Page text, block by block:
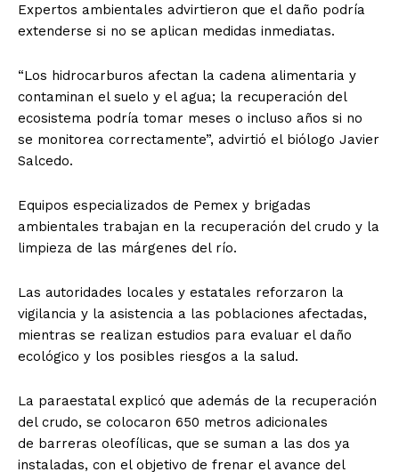
Expertos ambientales advirtieron que el daño podría
extenderse si no se aplican medidas inmediatas.
“Los hidrocarburos afectan la cadena alimentaria y
contaminan el suelo y el agua; la recuperación del
ecosistema podría tomar meses o incluso años si no
se monitorea correctamente”, advirtió el biólogo Javier
Salcedo.
Equipos especializados de Pemex y brigadas
ambientales trabajan en la recuperación del crudo y la
limpieza de las márgenes del río.
Las autoridades locales y estatales reforzaron la
vigilancia y la asistencia a las poblaciones afectadas,
mientras se realizan estudios para evaluar el daño
ecológico y los posibles riesgos a la salud.
La paraestatal explicó que además de la recuperación
del crudo, se colocaron 650 metros adicionales
de barreras oleofílicas, que se suman a las dos ya
instaladas, con el objetivo de frenar el avance del